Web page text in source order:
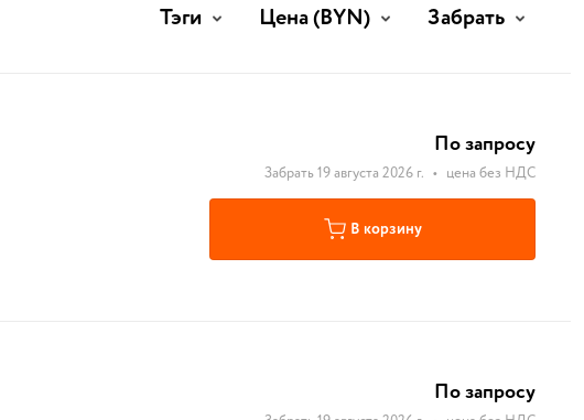
Тэги Цена(BYN) Забрать
По запросу
Забрать 19 августа 2026 г. • цена без НДС
В корзину
По запросу